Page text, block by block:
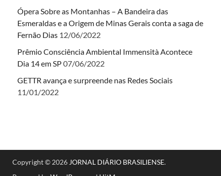
Ópera Sobre as Montanhas – A Bandeira das
Esmeraldas e a Origem de Minas Gerais conta a saga de
Fernão Dias 12/06/2022
Prêmio Consciência Ambiental Immensità Acontece
Dia 14 em SP07/06/2022
GETTR avança e surpreende nas Redes Sociais
11/01/2022
Copyright © 2026 JORNAL DIÁRIO BRASILIENSE.